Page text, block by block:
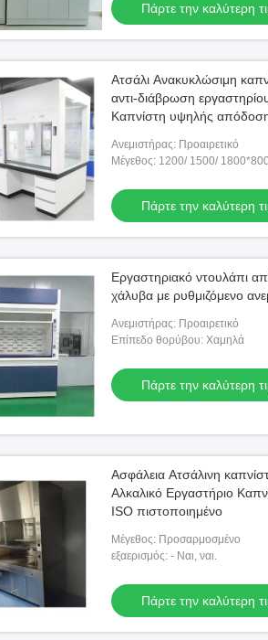
Πάρτε την καλύτερη
Ατσάλι Ανακυκλώσιμη
αντι-διάβρωση
Καπνίστη υψηλής
Ανεμιστήρας: Προαιρετικό
Μέγεθος: 1200/ 1500/
Πάρτε την καλύτερη
Εργαστηριακό ντουλάπι
χάλυβα με ρυθμιζόμενο
Ανεμιστήρας: Προαιρετικό
Επίπεδο θορύβου: Χαμηλά
Πάρτε την καλύτερη
Ασφάλεια Ατσάλινη
Αλκαλικό Εργαστήριο
ISO πιστοποιημένο
Μέγεθος: Προσαρμοσμένο
εξαερισμός: - Ναι, ναι.
Πάρτε την καλύτερη